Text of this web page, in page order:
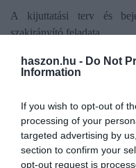
haszon.hu - Do Not
Information
If you wish to opt-out of
processing of your
targeted advertising by
section to confirm your
opt-out request is
A kijuttatási terv és
szakirányító feladata.
•Kijuttatási terv
kezelésekről az első
indokolt, a vonatkozó
térni.
•Bejelentés:a
(formanyomtatvány